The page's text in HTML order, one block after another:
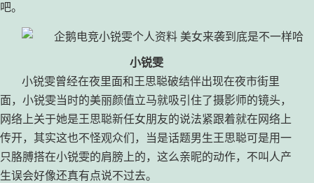
吧。
小锐雯
小锐雯曾经在夜里面和王思聪破结伴出现在夜市街里
面，小锐雯当时的美丽颜值立马就吸引住了摄影师的镜头，
网络上关于她是王思聪新任女朋友的说法紧跟着就在网络上
传开，其实这也不怪观众们，当是话题男生王思聪可是用一
只胳膊搭在小锐雯的肩膀上的，这么亲昵的动作，不叫人产
生误会好像还真有点说不过去。